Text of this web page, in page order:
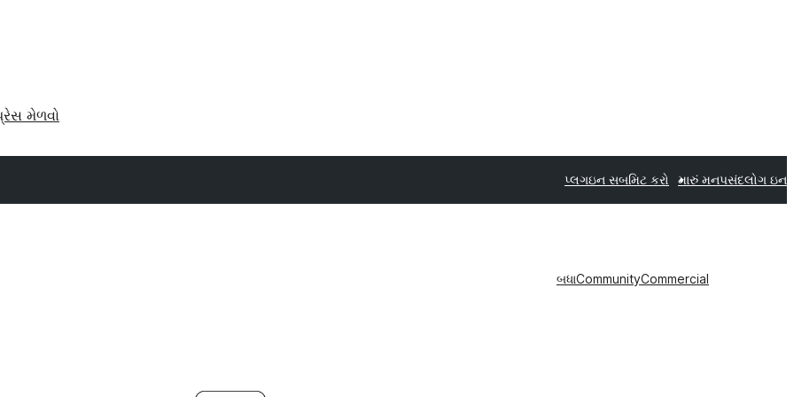
મેળવો
પ્લગઇન સબમિટ કરો મારું મનપસંદલોગ ઇન
બધાCommunityCommercial